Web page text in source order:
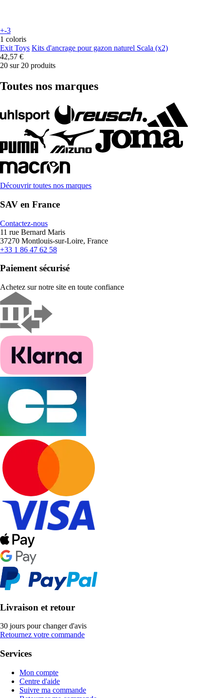
+-3
1 coloris
Exit Toys Kits d'ancrage pour gazon naturel Scala (x2)
42,57 €
20 sur 20 produits
Toutes nos marques
Découvrir toutes nos marques
SAV en France
Contactez-nous
11 rue Bernard Maris
37270 Montlouis-sur-Loire, France
+33 1 86 47 62 58
Paiement sécurisé
Achetez sur notre site en toute confiance
Livraison et retour
30 jours pour changer d'avis
Retournez votre commande
Services
Mon compte
Centre d'aide
Suivre ma commande